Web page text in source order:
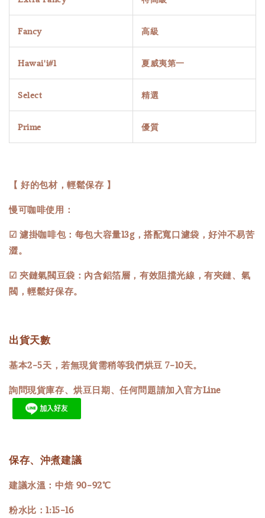
Fancy 高級
Hawai'i#1 夏威夷第一
Select 精選
Prime 優質
【 好的包材，輕鬆保存 】
慢可咖啡使用：
☑ 濾掛咖啡包：每包大容量13g，搭配寬口濾袋，好沖不易苦
澀。
☑ 夾鏈氣閥豆袋：內含鋁箔層，有效阻擋光線，有夾鏈、氣
閥，輕鬆好保存。
出貨天數
基本2-5天，若無現貨需稍等我們烘豆 7-10天。
詢問現貨庫存、烘豆日期、任何問題請加入官方Line
保存、沖煮建議
建議水溫：中焙 90-92℃
粉水比：1:15-16